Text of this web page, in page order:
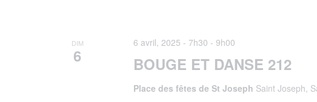
DIM
6 BOUGE ET DANSE 212
6 avril, 2025 - 7h30 - 9h00
Place des fêtes de St Joseph Saint Joseph,